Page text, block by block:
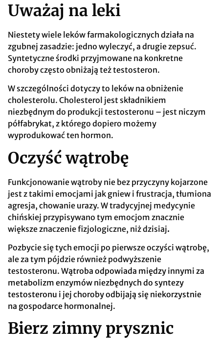
Uważaj na leki
Niestety wiele leków farmakologicznych działa na
zgubnej zasadzie: jedno wyleczyć, a drugie zepsuć.
Syntetyczne środki przyjmowane na konkretne
choroby często obniżają też testosteron.
W szczególności dotyczy to leków na obniżenie
cholesterolu. Cholesterol jest składnikiem
niezbędnym do produkcji testosteronu – jest niczym
półfabrykat, z którego dopiero możemy
wyprodukować ten hormon.
Oczyść wątrobę
Funkcjonowanie wątroby nie bez przyczyny kojarzone
jest z takimi emocjami jak gniew i frustracja, tłumiona
agresja, chowanie urazy. W tradycyjnej medycynie
chińskiej przypisywano tym emocjom znacznie
większe znaczenie fizjologiczne, niż dzisiaj.
Pozbycie się tych emocji po pierwsze oczyści wątrobę,
ale za tym pójdzie również podwyższenie
testosteronu. Wątroba odpowiada między innymi za
metabolizm enzymów niezbędnych do syntezy
testosteronu i jej choroby odbijają się niekorzystnie
na gospodarce hormonalnej.
Bierz zimny prysznic